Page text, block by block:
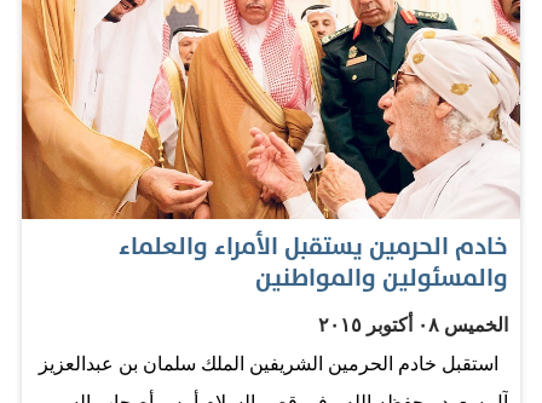
خادم الحرمين يستقبل الأمراء والعلماء
والمسئولين والمواطنين
الخميس ٠٨ أكتوبر ٢٠١٥
استقبل خادم الحرمين الشريفين الملك سلمان بن عبدالعزيز